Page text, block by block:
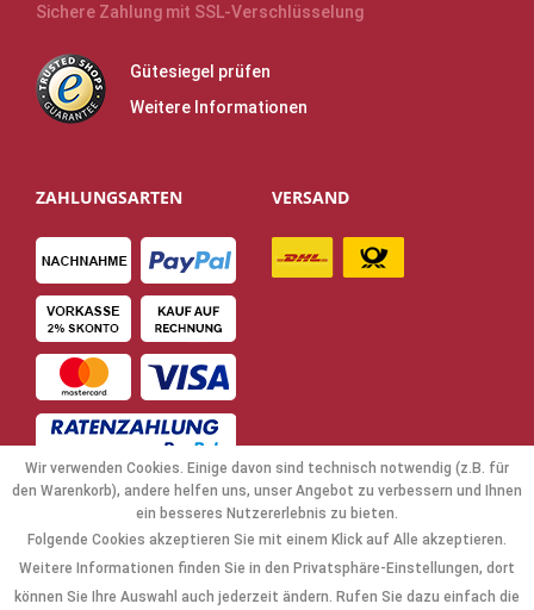
Sichere Zahlung mit SSL-Verschlüsselung
Gütesiegel prüfen
Weitere Informationen
ZAHLUNGSARTEN VERSAND
NAVIGATION
Wir verwenden Cookies. Einige davon sind technisch notwendig (z.B. für
den Warenkorb), andere helfen uns, unser Angebot zu verbessern und Ihnen
ein besseres Nutzererlebnis zu bieten.
Folgende Cookies akzeptieren Sie mit einem Klick auf Alle akzeptieren.
Weitere Informationen finden Sie in den Privatsphäre-Einstellungen, dort
können Sie Ihre Auswahl auch jederzeit ändern. Rufen Sie dazu einfach die